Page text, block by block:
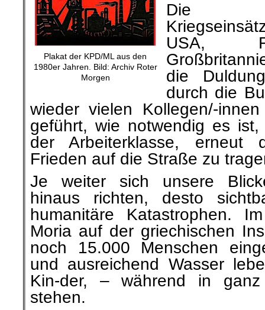
Plakat der KPD/ML aus den
1980er Jahren. Bild: Archiv Roter
Morgen
Die
USA,
die
durch die
wieder vielen Kollegen/-
geführt, wie notwendig es
der Arbeiterklasse, erneut
Frieden auf die Straße zu
Je weiter sich unsere
hinaus richten, desto
humanitäre Katastrophen.
Moria auf der griechischen
noch 15.000 Menschen
und ausreichend Wasser
Kin-der, – während in
stehen.